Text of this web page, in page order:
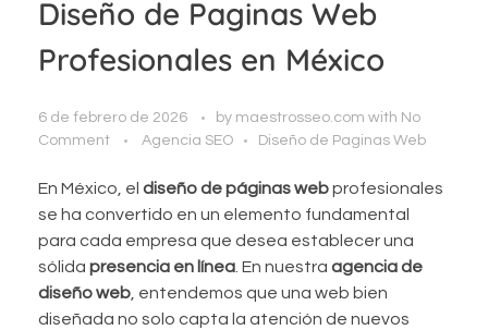
Diseño de Paginas Web
Profesionales en México
6 de febrero de 2026 by maestrosseo.com with No
Comment
Agencia SEO Diseño de Paginas Web
En México, el diseño de páginas webprofesionales
se ha convertido en un elemento fundamental
para cada empresa que desea establecer una
sólida presencia en línea. En nuestra agencia de
diseño web, entendemos que una web bien
diseñada no solo capta la atención de nuevos